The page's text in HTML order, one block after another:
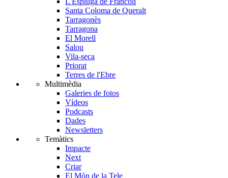
Santa Coloma de Queralt
Tarragonès
Tarragona
El Morell
Salou
Vila-seca
Priorat
Terres de l'Ebre
Multimèdia
Galeries de fotos
Vídeos
Podcasts
Dades
Newsletters
Temàtics
Impacte
Next
Criar
El Món de la Tele